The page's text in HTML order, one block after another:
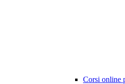
Corsi online